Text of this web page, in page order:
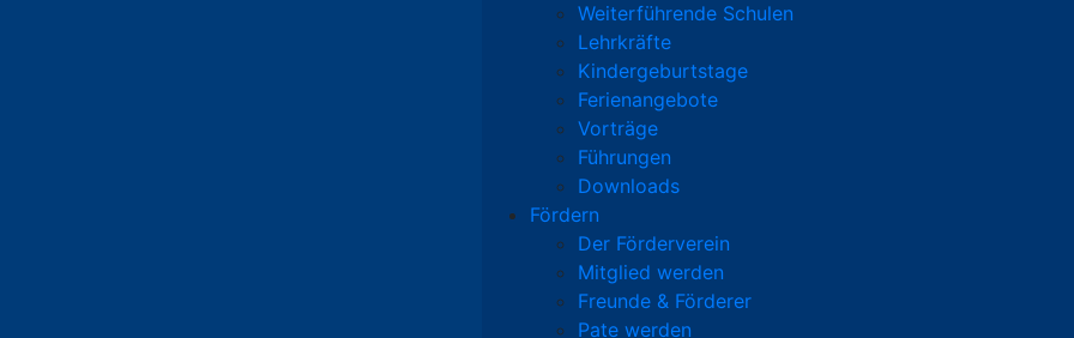
Weiterführende Schulen
Lehrkräfte
Kindergeburtstage
Ferienangebote
Vorträge
Führungen
Downloads
Fördern
Der Förderverein
Mitglied werden
Freunde & Förderer
Pate werden